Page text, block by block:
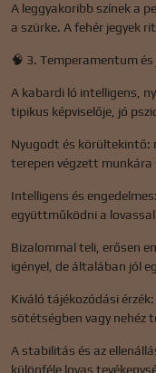
A leggyakoribb színek a
a szürke. A fehér jegyek
🧠 3. Temperamentum és
A kabardi ló intelligens,
tipikus képviselője, jó
Nyugodt és körültekintő:
terepen végzett munkára
Intelligens és
együttműködni a
Bizalommal teli, erősen
igényel, de általában jól
Kiváló tájékozódási
sötétségben vagy nehéz
A stabilitás és az
különféle lovas